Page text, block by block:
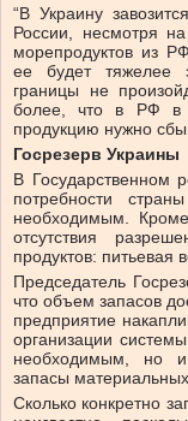
“В Украину
России, несмотря на
морепродуктов из
ее будет тяжелее
границы не
более, что в РФ в
продукцию нужно
Госрезерв Украины
В Государственном
потребности
необходимым.
отсутствия
продуктов: питьевая
Председатель
что объем запасов
предприятие
организации
необходимым, но и
запасы
Сколько конкретно